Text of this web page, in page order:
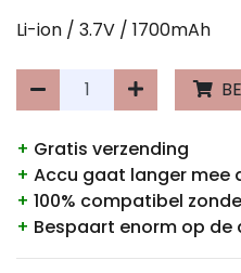
Li-ion / 3.7V / 1700mAh
+ Gratis verzending
+ Accu gaat langer mee
+ 100% compatibel
+ Bespaart enorm op de